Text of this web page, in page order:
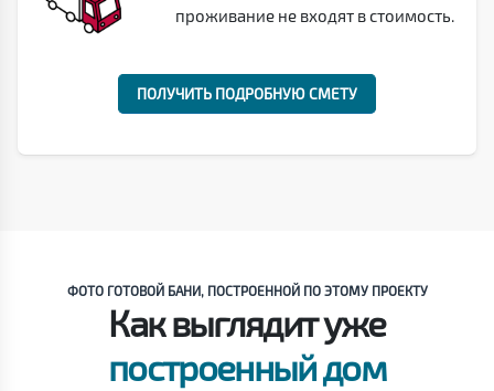
проживание не входят в стоимость.
ПОЛУЧИТЬ ПОДРОБНУЮ СМЕТУ
ФОТО ГОТОВОЙ БАНИ, ПОСТРОЕННОЙ ПО ЭТОМУ ПРОЕКТУ
Как выглядит уже
построенный дом